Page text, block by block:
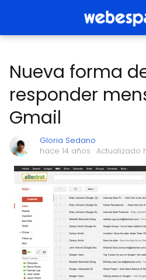
Nueva forma
responder
Gmail
Gloria Sedano
hace 14 años · Actualizado